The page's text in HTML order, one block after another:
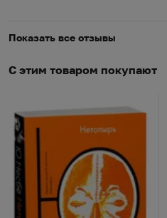
Показать все отзывы
С этим товаром покупают